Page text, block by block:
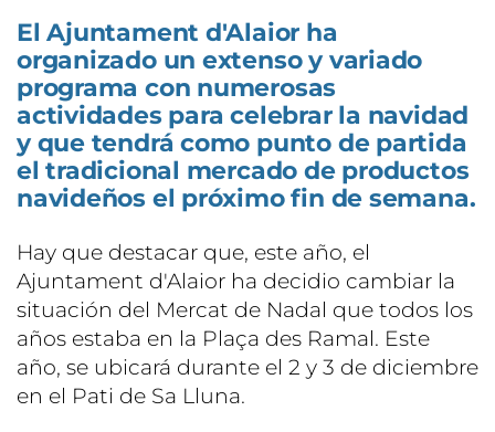
El Ajuntament d'Alaior ha
organizado un extenso y variado
programa con numerosas
actividades para celebrar la navidad
y que tendrá como punto de partida
el tradicional mercado de productos
navideños el próximo fin de semana.
Hay que destacar que, este año, el
Ajuntament d'Alaior ha decidio cambiar la
situación del Mercat de Nadal que todos los
años estaba en la Plaça des Ramal. Este
año, se ubicará durante el 2 y 3 de diciembre
en el Pati de Sa Lluna.